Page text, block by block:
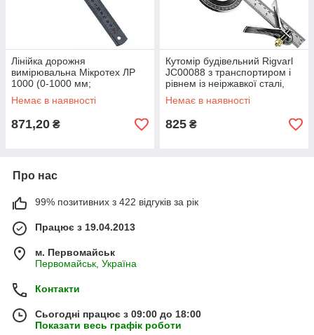
Лінійка дорожня
вимірювальна Мікротех ЛР
1000 (0-1000 мм;
дискретність 0,5 і 1 мм;
±0,20)
Немає в наявності
871,20 ₴
Кутомір будівельний Rigvarl
JC00088 з транспортиром і
рівнем із неіржавкої сталі,
довжина 300 мм.
Немає в наявності
825 ₴
Про нас
99% позитивних з 422 відгуків за рік
Працює з 19.04.2013
м. Первомайськ
Первомайськ, Україна
Контакти
Сьогодні працює з 09:00 до 18:00
Показати весь графік роботи